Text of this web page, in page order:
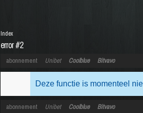
error #2
Index
abonnement Unibet Coolblue Bitvavo
Deze functie is momenteel
abonnement Unibet Coolblue Bitvavo